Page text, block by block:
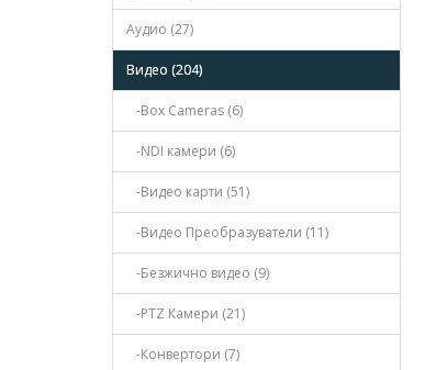
Аудио (27)
Видео (204)
-Box Cameras (6)
-NDI камери (6)
-Видео карти (51)
-Видео Преобразуватели (11)
-Безжично видео (9)
-PTZ Камери (21)
-Конвертори (7)